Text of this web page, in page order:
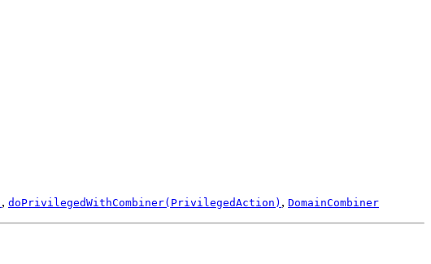
, doPrivilegedWithCombiner(PrivilegedAction) , DomainCombiner